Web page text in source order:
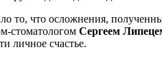
то, что осложнения,
стоматологом Сергеем
личное счастье.